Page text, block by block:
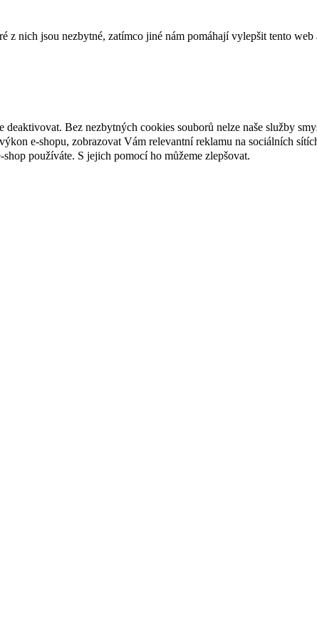
z nich jsou nezbytné, zatímco jiné nám pomáhají vylepšit tento
deaktivovat. Bez nezbytných cookies souborů nelze naše služby
e-shopu, zobrazovat Vám relevantní reklamu na sociálních
používáte. S jejich pomocí ho můžeme zlepšovat.